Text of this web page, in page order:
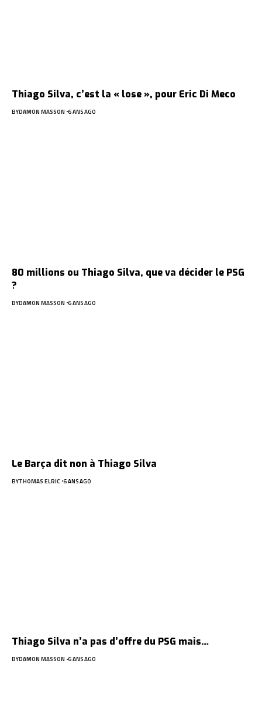
Thiago Silva, c’est la « lose », pour Eric Di Meco
BYDAMON MASSON 6 ANS AGO
80 millions ou Thiago Silva, que va décider le PSG
?
BYDAMON MASSON 6 ANS AGO
Le Barça dit non à Thiago Silva
BYTHOMAS ELRIC 6 ANS AGO
Thiago Silva n’a pas d’offre du PSG mais…
BYDAMON MASSON 6 ANS AGO